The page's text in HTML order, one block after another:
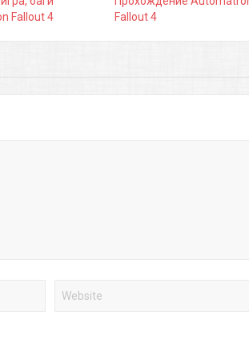
Fallout 4
Fallout 4